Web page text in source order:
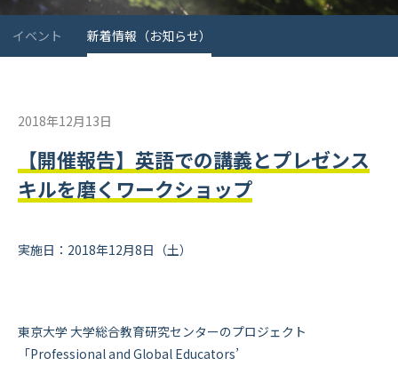
イベント 新着情報（お知らせ）
2018年12月13日
【開催報告】英語での講義とプレゼンス
キルを磨くワークショップ
実施日：2018年12月8日（土）
東京大学 大学総合教育研究センターのプロジェクト
「Professional and Global Educators’